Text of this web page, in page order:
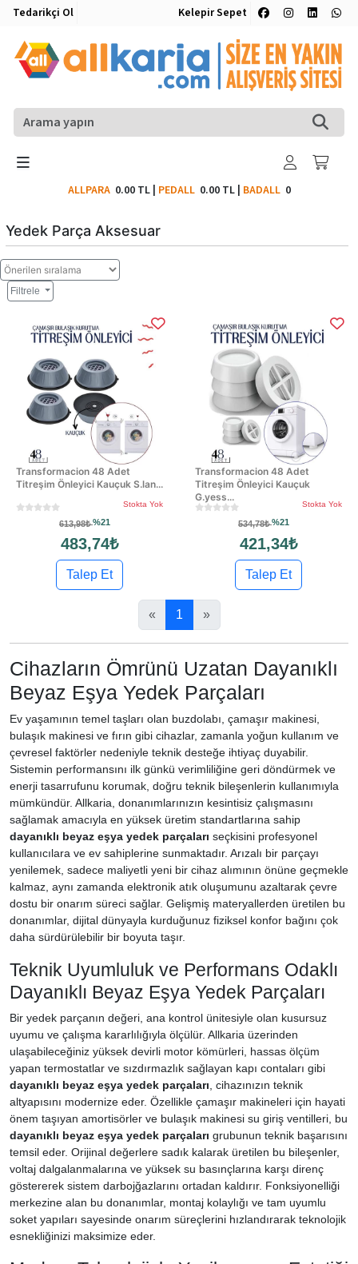
Tedarikçi Ol Kelepir Sepet
ALLPARA 0.00 TL| PEDALL 0.00 TL| BADALL0
Yedek Parça Aksesuar
Filtrele
Transformacion 48 Adet
Titreşim Önleyici Kauçuk S.lan...
Stokta Yok
613,98₺%21
483,74₺
Talep Et
Transformacion 48 Adet
Titreşim Önleyici Kauçuk
G.yess...
Stokta Yok
534,78₺%21
421,34₺
Talep Et
« 1 »
Cihazların Ömrünü Uzatan Dayanıklı
Beyaz Eşya Yedek Parçaları
Ev yaşamının temel taşları olan buzdolabı, çamaşır makinesi,
bulaşık makinesi ve fırın gibi cihazlar, zamanla yoğun kullanım ve
çevresel faktörler nedeniyle teknik desteğe ihtiyaç duyabilir.
Sistemin performansını ilk günkü verimliliğine geri döndürmek ve
enerji tasarrufunu korumak, doğru teknik bileşenlerin kullanımıyla
mümkündür. Allkaria, donanımlarınızın kesintisiz çalışmasını
sağlamak amacıyla en yüksek üretim standartlarına sahip
dayanıklı beyaz eşya yedek parçaları seçkisini profesyonel
kullanıcılara ve ev sahiplerine sunmaktadır. Arızalı bir parçayı
yenilemek, sadece maliyetli yeni bir cihaz alımının önüne geçmekle
kalmaz, aynı zamanda elektronik atık oluşumunu azaltarak çevre
dostu bir onarım süreci sağlar. Gelişmiş materyallerden üretilen bu
donanımlar, dijital dünyayla kurduğunuz fiziksel konfor bağını çok
daha sürdürülebilir bir boyuta taşır.
Teknik Uyumluluk ve Performans Odaklı
Dayanıklı Beyaz Eşya Yedek Parçaları
Bir yedek parçanın değeri, ana kontrol ünitesiyle olan kusursuz
uyumu ve çalışma kararlılığıyla ölçülür. Allkaria üzerinden
ulaşabileceğiniz yüksek devirli motor kömürleri, hassas ölçüm
yapan termostatlar ve sızdırmazlık sağlayan kapı contaları gibi
dayanıklı beyaz eşya yedek parçaları , cihazınızın teknik
altyapısını modernize eder. Özellikle çamaşır makineleri için hayati
önem taşıyan amortisörler ve bulaşık makinesi su giriş ventilleri, bu
dayanıklı beyaz eşya yedek parçaları grubunun teknik başarısını
temsil eder. Orijinal değerlere sadık kalarak üretilen bu bileşenler,
voltaj dalgalanmalarına ve yüksek su basınçlarına karşı direnç
göstererek sistem darbojğazlarını ortadan kaldırır. Fonksiyonelliği
merkezine alan bu donanımlar, montaj kolaylığı ve tam uyumlu
soket yapıları sayesinde onarım süreçlerini hızlandırarak teknolojik
esnekliğinizi maksimize eder.